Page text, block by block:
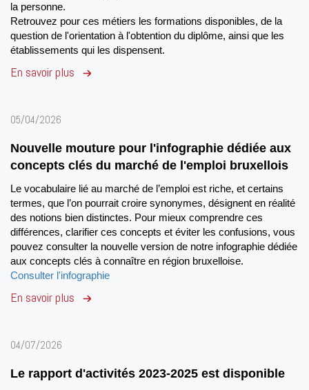
la personne.
Retrouvez pour ces métiers les formations disponibles, de la
question de l'orientation à l'obtention du diplôme, ainsi que les
établissements qui les dispensent.
En savoir plus
05/04/2026
Nouvelle mouture pour l'infographie dédiée aux
concepts clés du marché de l'emploi bruxellois
Le vocabulaire lié au marché de l’emploi est riche, et certains
termes, que l’on pourrait croire synonymes, désignent en réalité
des notions bien distinctes. Pour mieux comprendre ces
différences, clarifier ces concepts et éviter les confusions, vous
pouvez consulter la nouvelle version de notre infographie dédiée
aux concepts clés à connaître en région bruxelloise.
Consulter l'infographie
En savoir plus
04/07/2026
Le rapport d'activités 2023-2025 est disponible